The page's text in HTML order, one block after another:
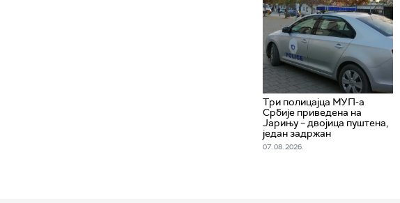
Три полицајца МУП-а
Србије приведена на
Јарињу – двојица пуштена,
један задржан
07. 08. 2026.